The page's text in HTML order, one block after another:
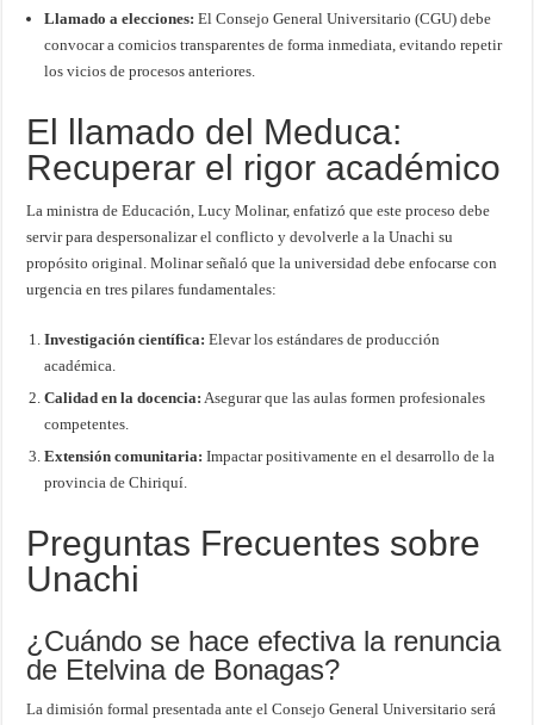
Llamado a elecciones: El Consejo General Universitario (CGU) debe
convocar a comicios transparentes de forma inmediata, evitando repetir
los vicios de procesos anteriores.
El llamado del Meduca:
Recuperar el rigor académico
La ministra de Educación, Lucy Molinar, enfatizó que este proceso debe
servir para despersonalizar el conflicto y devolverle a la Unachi su
propósito original. Molinar señaló que la universidad debe enfocarse con
urgencia en tres pilares fundamentales:
Investigación científica: Elevar los estándares de producción
académica.
Calidad en la docencia: Asegurar que las aulas formen profesionales
competentes.
Extensión comunitaria: Impactar positivamente en el desarrollo de la
provincia de Chiriquí.
Preguntas Frecuentes sobre
Unachi
¿Cuándo se hace efectiva la renuncia
de Etelvina de Bonagas?
La dimisión formal presentada ante el Consejo General Universitario será